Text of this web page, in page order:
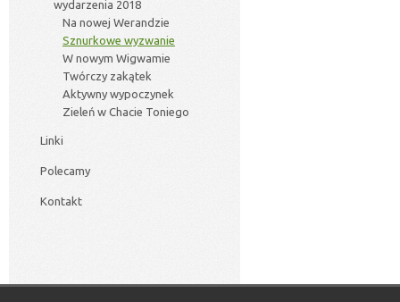
wydarzenia 2018
Na nowej Werandzie
Sznurkowe wyzwanie
W nowym Wigwamie
Twórczy zakątek
Aktywny wypoczynek
Zieleń w Chacie Toniego
Linki
Polecamy
Kontakt